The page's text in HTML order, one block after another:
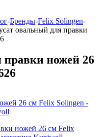
-Бренды-Felix Solingen-
овальный для правки
ножей 26